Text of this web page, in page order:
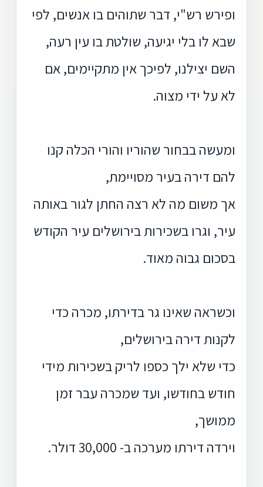
ופירש רש"י, דבר שתוהים בו אנשים, לפי
שבא לו בלי יגיעה, שולטת בו עין רעה,
השם יצילנו, לפיכך אין מתקיימים, אם
לא על ידי מצוה.
ומעשה בבחור שהוריו והורי הכלה קנו
להם דירה בעיר מסויימת,
אך משום מה לא רצה החתן לגור באותה
עיר, וגרו בשכירות בירושלים עיר הקודש
בסכום גבוה מאוד.
וכשראה שאינו גר בדירתו, מכרה כדי
לקנות דירה בירושלים,
כדי שלא ילך כספו לריק בשכירות מידי
חודש בחודשו, ועד שמכרה עבר זמן
ממושך,
וירדה דירתו מערכה ב- 30,000 דולר.